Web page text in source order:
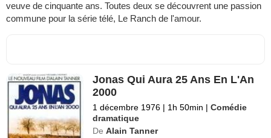
veuve de cinquante ans. Toutes deux se découvrent une passion
commune pour la série télé, Le Ranch de l'amour.
Jonas Qui Aura 25 Ans En L'An
2000
1 décembre 1976 | 1h 50min | Comédie
dramatique
De Alain Tanner